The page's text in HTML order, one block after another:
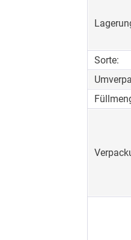
Sorte: